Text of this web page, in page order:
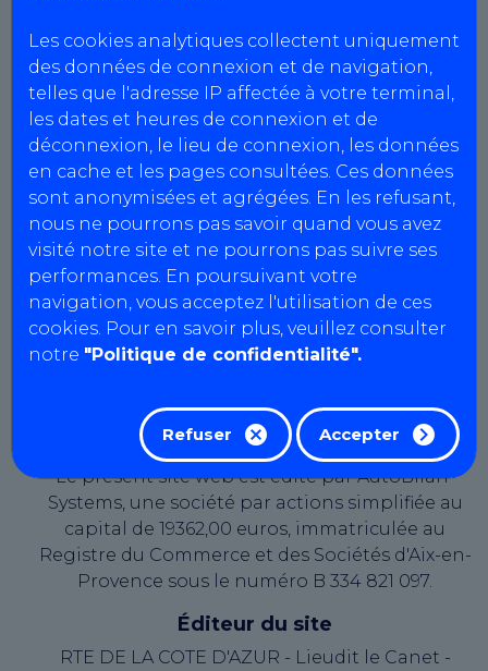
Les cookies analytiques collectent uniquement
des données de connexion et de navigation,
telles que l'adresse IP affectée à votre terminal,
les dates et heures de connexion et de
déconnexion, le lieu de connexion, les données
en cache et les pages consultées. Ces données
sont anonymisées et agrégées. En les refusant,
nous ne pourrons pas savoir quand vous avez
visité notre site et ne pourrons pas suivre ses
performances. En poursuivant votre
navigation, vous acceptez l'utilisation de ces
cookies. Pour en savoir plus, veuillez consulter
notre "Politique de confidentialité".
Refuser Accepter
Informations centres
CIT du Carmausin
Agrément : S081Z100
SIRET : 978 421 394 00013
N° intracommunautaire :
FR59978421394
Capital social : 1000 €
CIT du Carmausin
Agrément : L081Z107
SIRET : 978 421 394 00013
Capital social : 1000 €
Le présent site web est édité par AutoBilan-
Systems, une société par actions simplifiée au
capital de 19362,00 euros, immatriculée au
Registre du Commerce et des Sociétés d'Aix-en-
Provence sous le numéro B 334 821 097.
Éditeur du site
RTE DE LA COTE D'AZUR - Lieudit le Canet -